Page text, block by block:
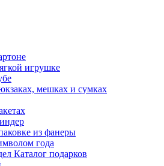
игрушке
мешках и сумках
из фанеры
года
Каталог подарков